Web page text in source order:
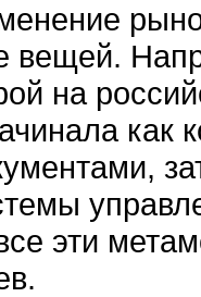
вещей.
на
как
эти